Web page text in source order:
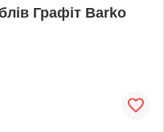
Графіт Barko